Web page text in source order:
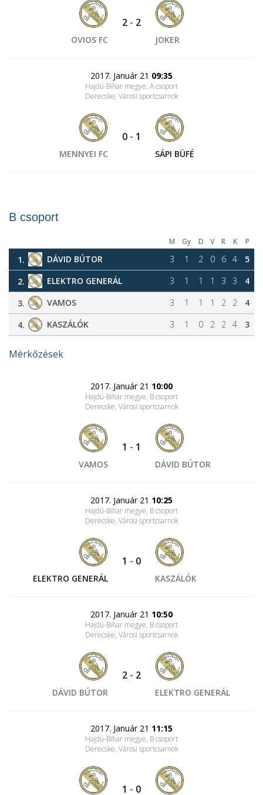
OVIOS FC
2 - 2
JOKER
2017. Január 21 09:35
Hajdú-Bihar megye, A csoport
Derecske, Városi sportcsarnok
MENNYEI FC
0 - 1
SÁPI BÜFÉ
B csoport
M Gy D V R K P
1. DÁVID BÚTOR 3 1 2 0 6 4
5
2.
ELEKTRO GENERÁL 3 1 1 1 3 3
4
3.
VAMOS 3 1 1 1 2 2
4
4.
KASZÁLÓK 3 1 0 2 2 4 3
Mérkőzések
2017. Január 21 10:00
Hajdú-Bihar megye, B csoport
Derecske, Városi sportcsarnok
VAMOS
1 - 1
DÁVID BÚTOR
2017. Január 21 10:25
Hajdú-Bihar megye, B csoport
Derecske, Városi sportcsarnok
ELEKTRO GENERÁL
1 - 0
KASZÁLÓK
2017. Január 21 10:50
Hajdú-Bihar megye, B csoport
Derecske, Városi sportcsarnok
DÁVID BÚTOR
2 - 2
ELEKTRO GENERÁL
2017. Január 21 11:15
Hajdú-Bihar megye, B csoport
Derecske, Városi sportcsarnok
1 - 0